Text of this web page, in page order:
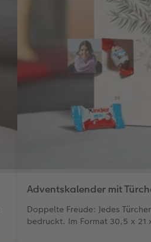
Adventskalender mit
Doppelte Freude: Jedes
bedruckt. Im Format 30,5 x 21